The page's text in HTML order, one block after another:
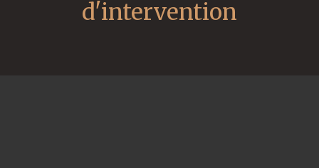
d'intervention